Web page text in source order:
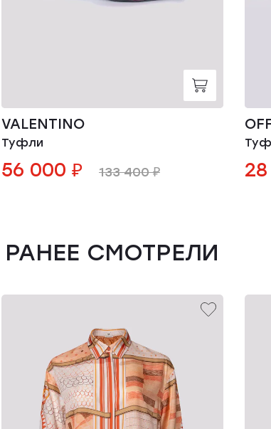
VALENTINO
Туфли
56 000 ₽ 133 400 ₽
РАНЕЕ СМОТРЕЛИ